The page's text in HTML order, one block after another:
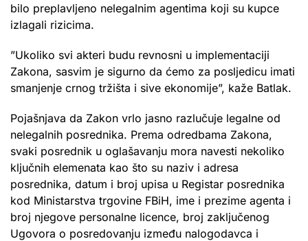
bilo preplavljeno nelegalnim agentima koji su kupce
izlagali rizicima.
”Ukoliko svi akteri budu revnosni u implementaciji
Zakona, sasvim je sigurno da ćemo za posljedicu imati
smanjenje crnog tržišta i sive ekonomije”, kaže Batlak.
Pojašnjava da Zakon vrlo jasno razlučuje legalne od
nelegalnih posrednika. Prema odredbama Zakona,
svaki posrednik u oglašavanju mora navesti nekoliko
ključnih elemenata kao što su naziv i adresa
posrednika, datum i broj upisa u Registar posrednika
kod Ministarstva trgovine FBiH, ime i prezime agenta i
broj njegove personalne licence, broj zaključenog
Ugovora o posredovanju između nalogodavca i